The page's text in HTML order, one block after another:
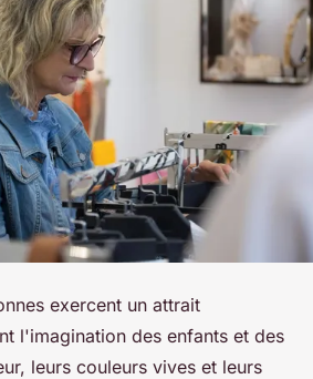
exercent un attrait
l'imagination des enfants et des
leurs couleurs vives et leurs